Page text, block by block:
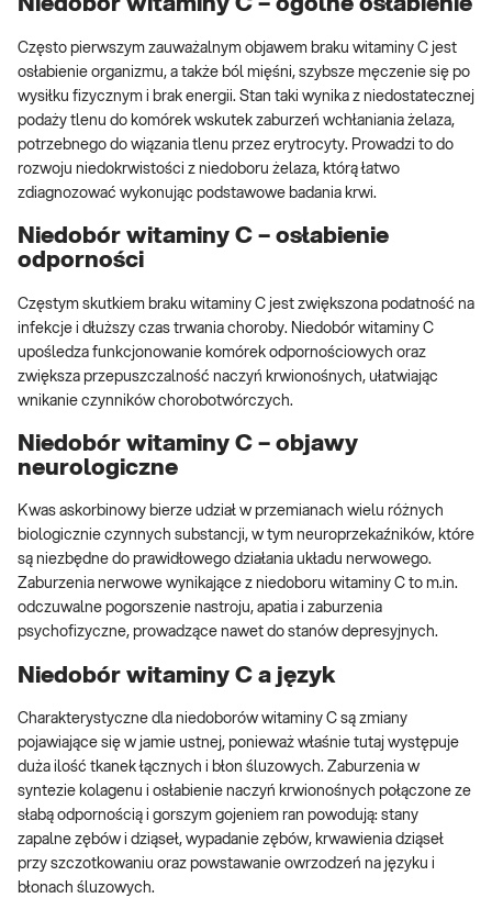
Często pierwszym zauważalnym objawem braku witaminy C jest
osłabienie organizmu, a także ból mięśni, szybsze męczenie się po
wysiłku fizycznym i brak energii. Stan taki wynika z niedostatecznej
podaży tlenu do komórek wskutek zaburzeń wchłaniania żelaza,
potrzebnego do wiązania tlenu przez erytrocyty. Prowadzi to do
rozwoju niedokrwistości z niedoboru żelaza, którą łatwo
zdiagnozować wykonując podstawowe badania krwi.
Niedobór witaminy C – osłabienie
odporności
Częstym skutkiem braku witaminy C jest zwiększona podatność na
infekcje i dłuższy czas trwania choroby. Niedobór witaminy C
upośledza funkcjonowanie komórek odpornościowych oraz
zwiększa przepuszczalność naczyń krwionośnych, ułatwiając
wnikanie czynników chorobotwórczych.
Niedobór witaminy C – objawy
neurologiczne
Kwas askorbinowy bierze udział w przemianach wielu różnych
biologicznie czynnych substancji, w tym neuroprzekaźników, które
są niezbędne do prawidłowego działania układu nerwowego.
Zaburzenia nerwowe wynikające z niedoboru witaminy C to m.in.
odczuwalne pogorszenie nastroju, apatia i zaburzenia
psychofizyczne, prowadzące nawet do stanów depresyjnych.
Niedobór witaminy C a język
Charakterystyczne dla niedoborów witaminy C są zmiany
pojawiające się w jamie ustnej, ponieważ właśnie tutaj występuje
duża ilość tkanek łącznych i błon śluzowych. Zaburzenia w
syntezie kolagenu i osłabienie naczyń krwionośnych połączone ze
słabą odpornością i gorszym gojeniem ran powodują: stany
zapalne zębów i dziąseł, wypadanie zębów, krwawienia dziąseł
przy szczotkowaniu oraz powstawanie owrzodzeń na języku i
błonach śluzowych.